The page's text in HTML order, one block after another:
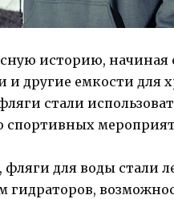
историю, начиная
и другие емкости для
стали
спортивных
для воды стали
гидраторов,